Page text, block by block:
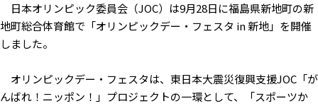
日本オリンピック委員会（JOC）は9月28日に福島県新地町の新
地町総合体育館で「オリンピックデー・フェスタ in 新地」を開催
しました。
オリンピックデー・フェスタは、東日本大震災復興支援JOC「が
んばれ！ニッポン！」プロジェクトの一環として、「スポーツか